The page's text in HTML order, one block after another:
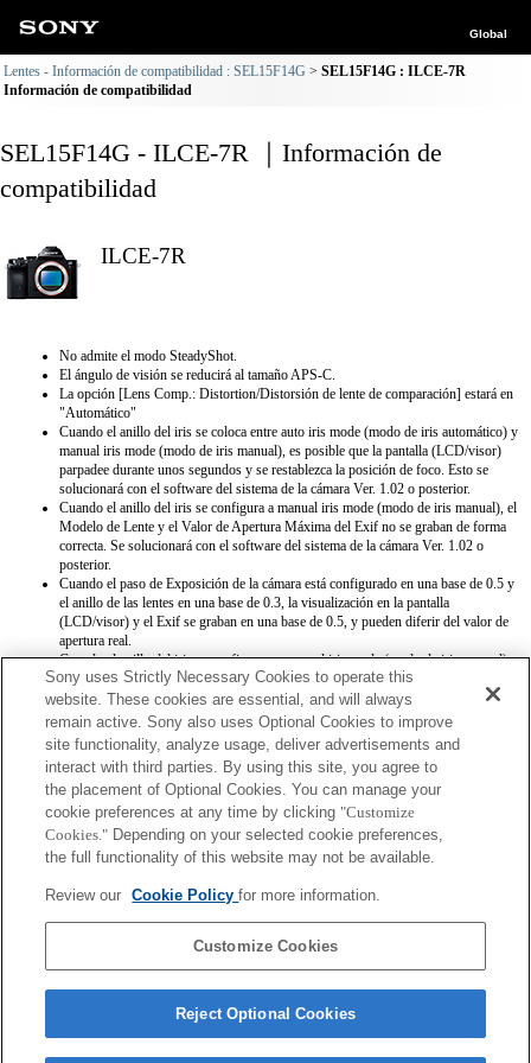
Global
Lentes - Información de compatibilidad : SEL15F14G
SEL15F14G : ILCE-7R
Información de compatibilidad
SEL15F14G - ILCE-7R ｜Información de
compatibilidad
ILCE-7R
No admite el modo SteadyShot.
El ángulo de visión se reducirá al tamaño APS-C.
La opción [Lens Comp.: Distortion/Distorsión de lente de comparación] estará en
"Automático"
Cuando el anillo del iris se coloca entre auto iris mode (modo de iris automático) y
manual iris mode (modo de iris manual), es posible que la pantalla (LCD/visor)
parpadee durante unos segundos y se restablezca la posición de foco. Esto se
solucionará con el software del sistema de la cámara Ver. 1.02 o posterior.
Cuando el anillo del iris se configura a manual iris mode (modo de iris manual), el
Modelo de Lente y el Valor de Apertura Máxima del Exif no se graban de forma
correcta. Se solucionará con el software del sistema de la cámara Ver. 1.02 o
posterior.
Cuando el paso de Exposición de la cámara está configurado en una base de 0.5 y
el anillo de las lentes en una base de 0.3, la visualización en la pantalla
(LCD/visor) y el Exif se graban en una base de 0.5, y pueden diferir del valor de
apertura real.
Cuando el anillo del iris se configura en manual iris mode (modo de iris manual),
la apertura se establece al valor que indique el anillo del iris sin importar el modo
de exposición. Con el software del sistema de la cámara Ver. 1.02 o posterior, el
valor de apertura se configura automáticamente excepto para los modos de
exposición A y M como de costumbre.
Cuando el anillo del iris se coloca entre auto iris mode (modo de iris automático) y
manual iris mode (modo de iris manual) durante la grabación de un vídeo, la
grabación se interrumpirá. Se solucionará con el software del sistema de la cámara
Ver. 1.02 o posterior.
Si rotas el anillo del iris, no se extiende el tiempo anterior al Ahorro de Energía. Se
solucionará con el software del sistema de la cámara Ver. 1.02 o posterior.
El valor de apertura no se registra de forma correcta cuando se establece la
configuración a través de la función de Memoria.
Puedes usar el botón de fijación de enfoque con la versión 1.02 o posterior del
software del sistema instalada en la cámara.
Sony uses Strictly Necessary Cookies to operate this
website. These cookies are essential, and will always
remain active. Sony also uses Optional Cookies to improve
site functionality, analyze usage, deliver advertisements and
interact with third parties. By using this site, you agree to
the placement of Optional Cookies. You can manage your
cookie preferences at any time by clicking "Customize
Cookies." Depending on your selected cookie preferences,
the full functionality of this website may not be available.
Review our Cookie Policyfor more information.
Customize Cookies
Reject Optional Cookies